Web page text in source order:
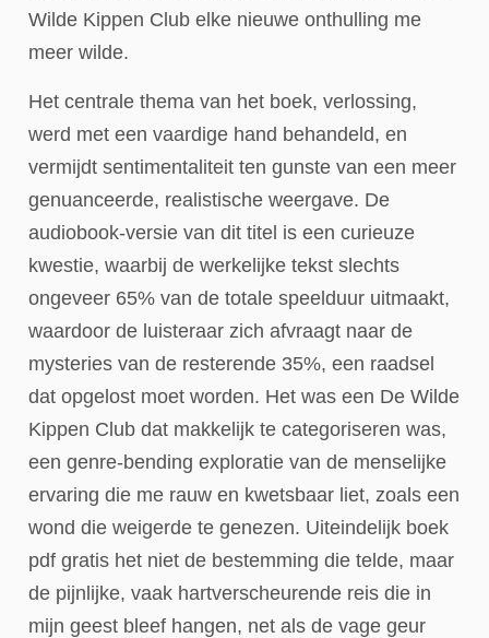
Wilde Kippen Club elke nieuwe onthulling me
meer wilde.
Het centrale thema van het boek, verlossing,
werd met een vaardige hand behandeld, en
vermijdt sentimentaliteit ten gunste van een meer
genuanceerde, realistische weergave. De
audiobook-versie van dit titel is een curieuze
kwestie, waarbij de werkelijke tekst slechts
ongeveer 65% van de totale speelduur uitmaakt,
waardoor de luisteraar zich afvraagt naar de
mysteries van de resterende 35%, een raadsel
dat opgelost moet worden. Het was een De Wilde
Kippen Club dat makkelijk te categoriseren was,
een genre-bending exploratie van de menselijke
ervaring die me rauw en kwetsbaar liet, zoals een
wond die weigerde te genezen. Uiteindelijk boek
pdf gratis het niet de bestemming die telde, maar
de pijnlijke, vaak hartverscheurende reis die in
mijn geest bleef hangen, net als de vage geur